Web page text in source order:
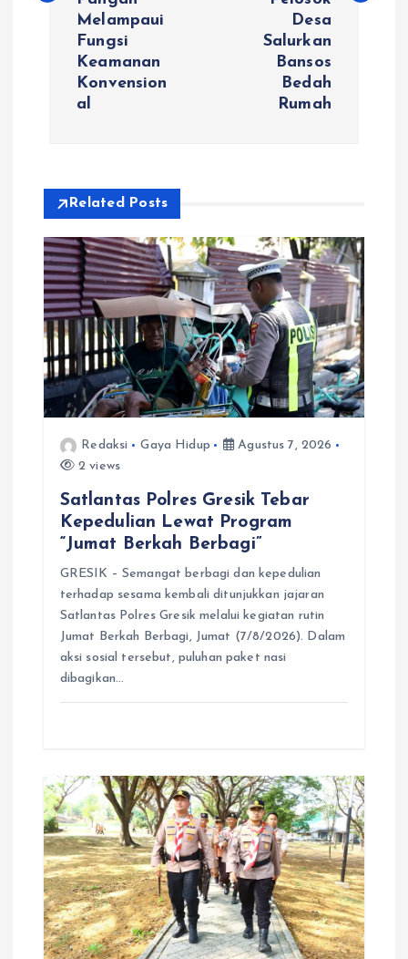
p
o
s
Melampaui
Fungsi
Keamanan
Konvension
al
Desa
Salurkan
Bansos
Bedah
Rumah
Related Posts
Redaksi Gaya Hidup
Agustus 7, 2026
2 views
Satlantas Polres Gresik Tebar
Kepedulian Lewat Program
“Jumat Berkah Berbagi”
GRESIK – Semangat berbagi dan kepedulian
terhadap sesama kembali ditunjukkan jajaran
Satlantas Polres Gresik melalui kegiatan rutin
Jumat Berkah Berbagi, Jumat (7/8/2026). Dalam
aksi sosial tersebut, puluhan paket nasi
dibagikan…